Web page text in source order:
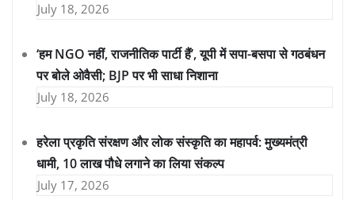
July 18, 2026
‘हम NGO नहीं, राजनीतिक पार्टी हैं’, यूपी में सपा-बसपा से गठबंधन
पर बोले ओवैसी; BJP पर भी साधा निशाना
July 18, 2026
हरेला प्रकृति संरक्षण और लोक संस्कृति का महापर्व: मुख्यमंत्री
धामी, 10 लाख पौधे लगाने का लिया संकल्प
July 17, 2026